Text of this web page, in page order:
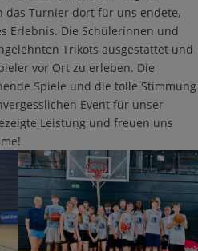
das Turnier dort für uns endete,
Erlebnis. Die Schülerinnen und
Trikots ausgestattet und
vor Ort zu erleben. Die
Spiele und die tolle Stimmung
Event für unser
Leistung und freuen uns